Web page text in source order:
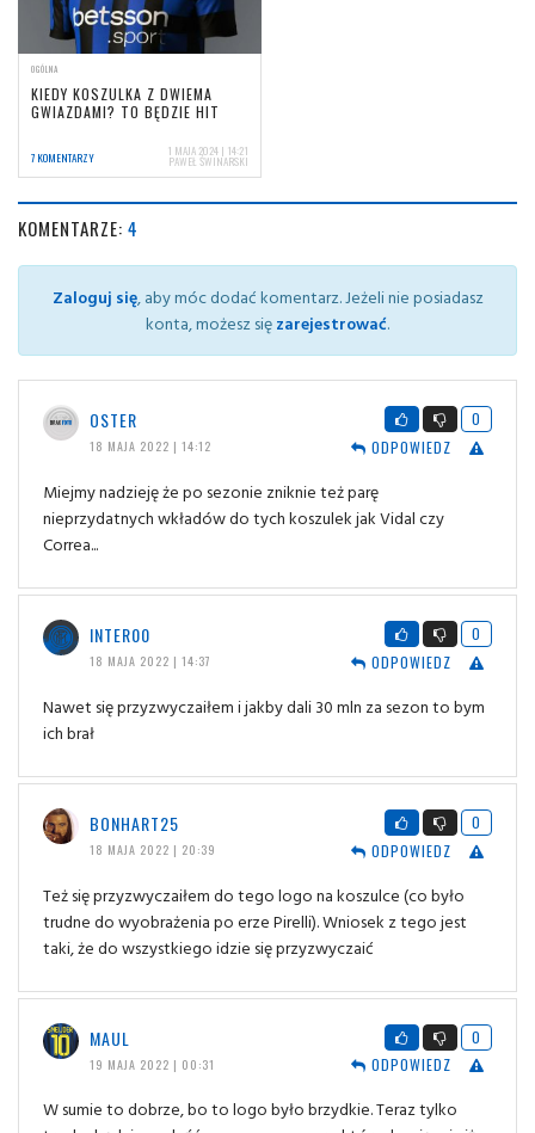
OGÓLNA
KIEDY KOSZULKA Z DWIEMA
GWIAZDAMI? TO BĘDZIE HIT
7 KOMENTARZY 1 MAJA 2024 | 14:21
PAWEŁ ŚWINARSKI
KOMENTARZE: 4
Zaloguj się, aby móc dodać komentarz. Jeżeli nie posiadasz
konta, możesz sięzarejestrować.
OSTER
18 MAJA 2022 | 14:12
0
ODPOWIEDZ
Miejmy nadzieję że po sezonie zniknie też parę
nieprzydatnych wkładów do tych koszulek jak Vidal czy
Correa...
INTER00
18 MAJA 2022 | 14:37
0
ODPOWIEDZ
Nawet się przyzwyczaiłem i jakby dali 30 mln za sezon to bym
ich brał
BONHART25
18 MAJA 2022 | 20:39
0
ODPOWIEDZ
Też się przyzwyczaiłem do tego logo na koszulce (co było
trudne do wyobrażenia po erze Pirelli). Wniosek z tego jest
taki, że do wszystkiego idzie się przyzwyczaić
MAUL
19 MAJA 2022 | 00:31
0
ODPOWIEDZ
W sumie to dobrze, bo to logo było brzydkie. Teraz tylko